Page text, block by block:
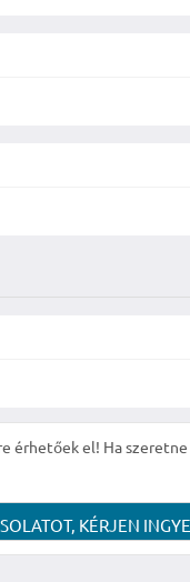
érhetőek el! Ha
KÉRJEN